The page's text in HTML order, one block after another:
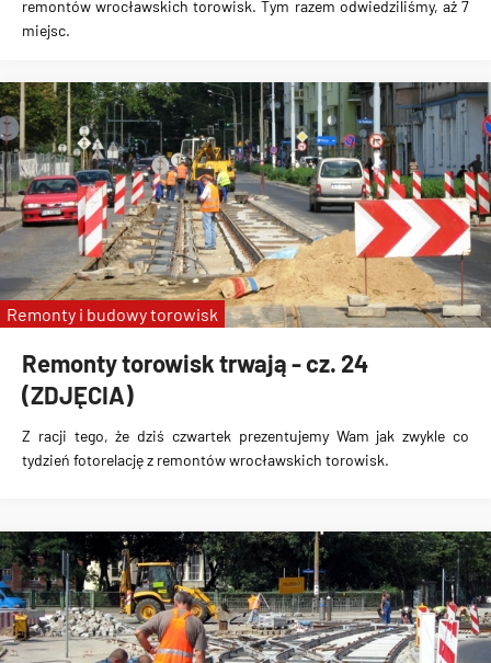
remontów wrocławskich torowisk. Tym razem odwiedziliśmy, aż 7
miejsc.
Remonty torowisk trwają - cz. 24
(ZDJĘCIA)
Z racji tego, że dziś czwartek prezentujemy Wam jak zwykle co
tydzień fotorelację z remontów wrocławskich torowisk.
Remonty i budowy torowisk